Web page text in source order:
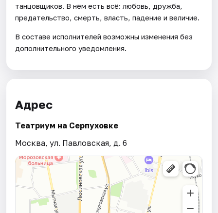
танцовщиков. В нём есть всё: любовь, дружба,
предательство, смерть, власть, падение и величие.
В составе исполнителей возможны изменения без
дополнительного уведомления.
Адрес
Театриум на Серпуховке
Москва, ул. Павловская, д. 6